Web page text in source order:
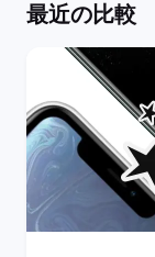
最近の比較